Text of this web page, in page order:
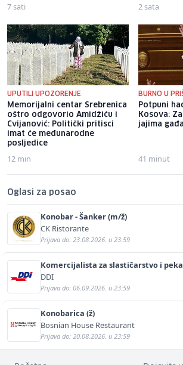
7 sati 2 sata
UPUTILI UPOZORENJE
Memorijalni centar Srebrenica
oštro odgovorio Amidžiću i
Cvijanović: Politički pritisci
imat će međunarodne
posljedice
12 min
BURNO U
Potpuni
Kosova:
jajima
41 minut
Oglasi za posao
Konobar - Šanker (m/ž)
CK Ristorante
Prijava do: 23.08.2026. u 23:59
Komercijalista za slastičarstvo i
DDI
Prijava do: 06.09.2026. u 23:59
Konobarica (ž)
Bosnian House Restaurant
Prijava do: 20.08.2026. u 23:59